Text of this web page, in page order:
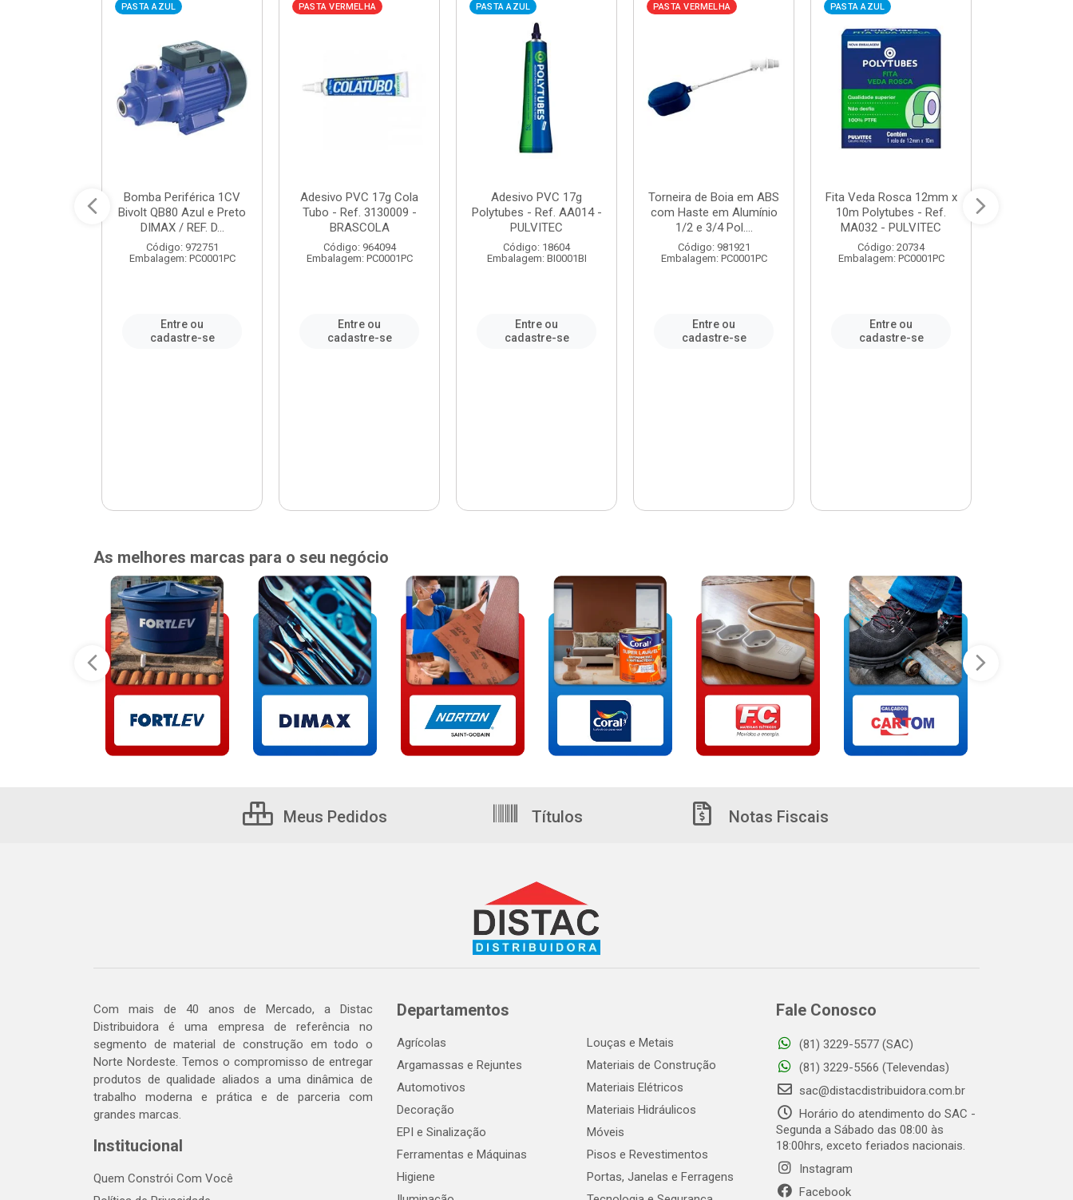
PASTA AZUL
Bomba Periférica 1CV
Bivolt QB80 Azul e Preto
DIMAX / REF. D...
Código: 972751
Embalagem: PC0001PC
Entre ou
cadastre-se
PASTA VERMELHA
Adesivo PVC 17g Cola
Tubo - Ref. 3130009 -
BRASCOLA
Código: 964094
Embalagem: PC0001PC
Entre ou
cadastre-se
PASTA AZUL
Adesivo PVC 17g
Polytubes - Ref. AA014 -
PULVITEC
Código: 18604
Embalagem: BI0001BI
Entre ou
cadastre-se
PASTA VERMELHA
Torneira de Boia em ABS
com Haste em Alumínio
1/2 e 3/4 Pol....
Código: 981921
Embalagem: PC0001PC
Entre ou
cadastre-se
PASTA AZUL
Fita Veda Rosca 12mm x
10m Polytubes - Ref.
MA032 - PULVITEC
Código: 20734
Embalagem: PC0001PC
Entre ou
cadastre-se
As melhores marcas para o seu negócio
Meus Pedidos Títulos Notas Fiscais
Com mais de 40 anos de Mercado, a Distac
Distribuidora é uma empresa de referência no
segmento de material de construção em todo o
Norte Nordeste. Temos o compromisso de entregar
produtos de qualidade aliados a uma dinâmica de
trabalho moderna e prática e de parceria com
grandes marcas.
Institucional
Quem Constrói Com Você
Departamentos
Agrícolas
Argamassas e Rejuntes
Automotivos
Decoração
EPI e Sinalização
Ferramentas e Máquinas
Higiene
Louças e Metais
Materiais de Construção
Materiais Elétricos
Materiais Hidráulicos
Móveis
Pisos e Revestimentos
Portas, Janelas e Ferragens
Fale Conosco
(81) 3229-5577 (SAC)
(81) 3229-5566 (Televendas)
sac@distacdistribuidora.com.br
Horário do atendimento do SAC -
Segunda a Sábado das 08:00 às
18:00hrs, exceto feriados nacionais.
Instagram
Facebook